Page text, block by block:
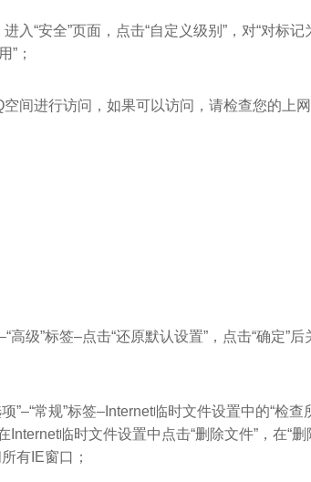
入“安全”页面，点击“自定义级别”，对“对标记
”；
间进行访问，如果可以访问，请检查您的上
高级”标签–点击“还原默认设置”，点击“确定”后
”–“常规”标签–Internet临时文件设置中的“检查
Internet临时文件设置中点击“删除文件”，在“删
有IE窗口；